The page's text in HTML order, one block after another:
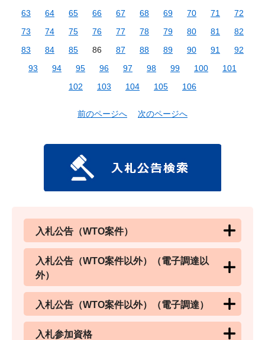
63
64 65 66 67 68 69 70 71
72
73
74 75 76 77 78 79 80 81
82
83
84 85 86 87 88 89 90 91
92
93
94 95 96 97 98 99 100
101
102
103 104 105 106
前のページへ 次のページへ
入札公告（WTO案件）
入札公告（WTO案件以外）（電子調達以
外）
入札公告（WTO案件以外）（電子調達）
入札参加資格